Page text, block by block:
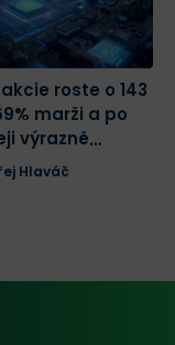
roste o 143
marži a po
výrazně
Hlaváč